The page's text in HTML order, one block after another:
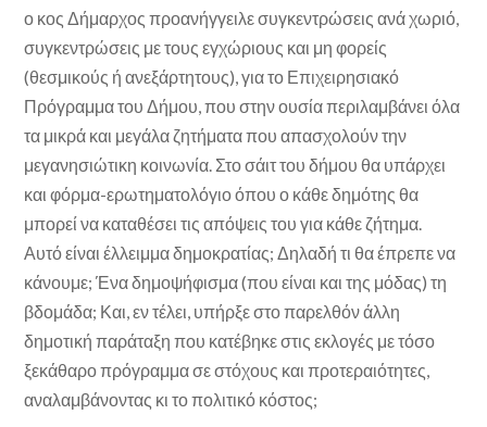
ο κος Δήμαρχος προανήγγειλε συγκεντρώσεις ανά χωριό,
συγκεντρώσεις με τους εγχώριους και μη φορείς
(θεσμικούς ή ανεξάρτητους), για το Επιχειρησιακό
Πρόγραμμα του Δήμου, που στην ουσία περιλαμβάνει όλα
τα μικρά και μεγάλα ζητήματα που απασχολούν την
μεγανησιώτικη κοινωνία. Στο σάιτ του δήμου θα υπάρχει
και φόρμα-ερωτηματολόγιο όπου ο κάθε δημότης θα
μπορεί να καταθέσει τις απόψεις του για κάθε ζήτημα.
Αυτό είναι έλλειμμα δημοκρατίας; Δηλαδή τι θα έπρεπε να
κάνουμε; Ένα δημοψήφισμα (που είναι και της μόδας) τη
βδομάδα; Και, εν τέλει, υπήρξε στο παρελθόν άλλη
δημοτική παράταξη που κατέβηκε στις εκλογές με τόσο
ξεκάθαρο πρόγραμμα σε στόχους και προτεραιότητες,
αναλαμβάνοντας κι το πολιτικό κόστος;